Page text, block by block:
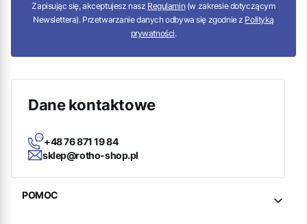
Zapisując się, akceptujesz nasz Regulamin (w zakresie dotyczącym
Newslettera). Przetwarzanie danych odbywa się zgodnie z Polityką
prywatności.
Dane kontaktowe
+48 76 871 19 84
sklep@rotho-shop.pl
Linki w stopce
POMOC